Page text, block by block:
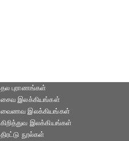
தல புராணங்கள்
சைவ இலக்கியங்கள்
வைணவ இலக்கியங்கள்
கிறித்துவ இலக்கியங்கள்
திரட்டு நூல்கள்